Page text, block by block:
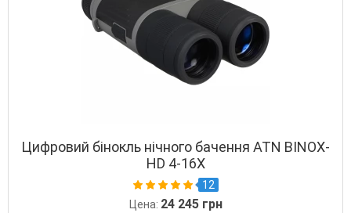
Цифровий бінокль нічного бачення ATN BINOX-
HD 4-16X
12
Цена: 24 245 грн